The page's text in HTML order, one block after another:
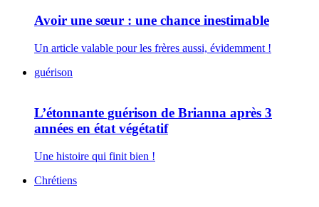
Avoir une sœur : une chance inestimable
Un article valable pour les frères aussi, évidemment !
guérison
L’étonnante guérison de Brianna après 3
années en état végétatif
Une histoire qui finit bien !
Chrétiens